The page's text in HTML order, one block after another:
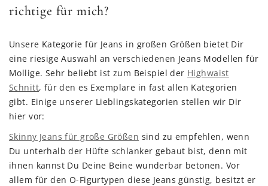
richtige für mich?
Unsere Kategorie für Jeans in großen Größen bietet Dir
eine riesige Auswahl an verschiedenen Jeans Modellen für
Mollige. Sehr beliebt ist zum Beispiel der Highwaist
Schnitt, für den es Exemplare in fast allen Kategorien
gibt. Einige unserer Lieblingskategorien stellen wir Dir
hier vor:
Skinny Jeans für große Größen sind zu empfehlen, wenn
Du unterhalb der Hüfte schlanker gebaut bist, denn mit
ihnen kannst Du Deine Beine wunderbar betonen. Vor
allem für den O-Figurtypen diese Jeans günstig, besitzt er